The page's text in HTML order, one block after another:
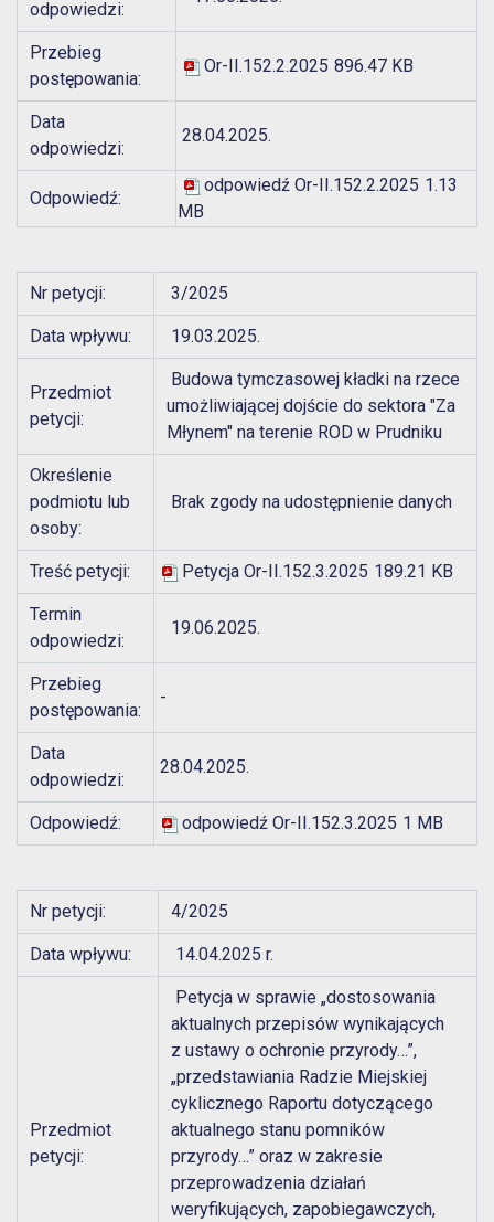
odpowiedzi:
Przebieg
postępowania:
Or-II.152.2.2025 896.47 KB
Data
odpowiedzi:
28.04.2025.
Odpowiedź:
odpowiedź Or-II.152.2.2025 1.13
MB
Nr petycji: 3/2025
Data wpływu: 19.03.2025.
Przedmiot
petycji:
Budowa tymczasowej kładki na rzece
umożliwiającej dojście do sektora "Za
Młynem" na terenie ROD w Prudniku
Określenie
podmiotu lub
osoby:
Brak zgody na udostępnienie danych
Treść petycji: Petycja Or-II.152.3.2025 189.21 KB
Termin
odpowiedzi:
19.06.2025.
Przebieg
postępowania:
-
Data
odpowiedzi:
28.04.2025.
Odpowiedź: odpowiedź Or-II.152.3.2025 1 MB
Nr petycji: 4/2025
Data wpływu: 14.04.2025 r.
Przedmiot
petycji:
Petycja w sprawie „dostosowania
aktualnych przepisów wynikających
z ustawy o ochronie przyrody…”,
„przedstawiania Radzie Miejskiej
cyklicznego Raportu dotyczącego
aktualnego stanu pomników
przyrody…” oraz w zakresie
przeprowadzenia działań
weryfikujących, zapobiegawczych,